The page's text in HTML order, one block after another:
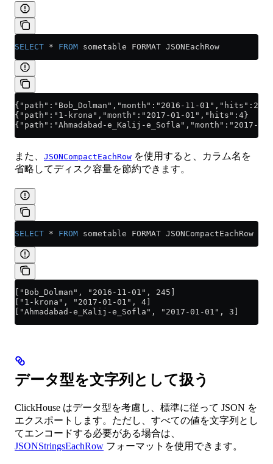
SELECT * FROM sometable FORMAT JSONEachRow
{"path":"Bob_Dolman","month":"2016-11-01","hits":245}
{"path":"1-krona","month":"2017-01-01","hits":4}
{"path":"Ahmadabad-e_Kalij-e_Sofla","month":"2017-
また、 JSONCompactEachRow を使用すると、カラム名を
省略してディスク容量を節約できます。
SELECT * FROM sometable FORMAT JSONCompactEachRow
["Bob_Dolman", "2016-11-01", 245]
["1-krona", "2017-01-01", 4]
["Ahmadabad-e_Kalij-e_Sofla", "2017-01-01", 3]
データ型を文字列として扱う
ClickHouse はデータ型を考慮し、標準に従って JSON を
エクスポートします。ただし、すべての値を文字列とし
てエンコードする必要がある場合は、
JSONStringsEachRow フォーマットを使用できます。